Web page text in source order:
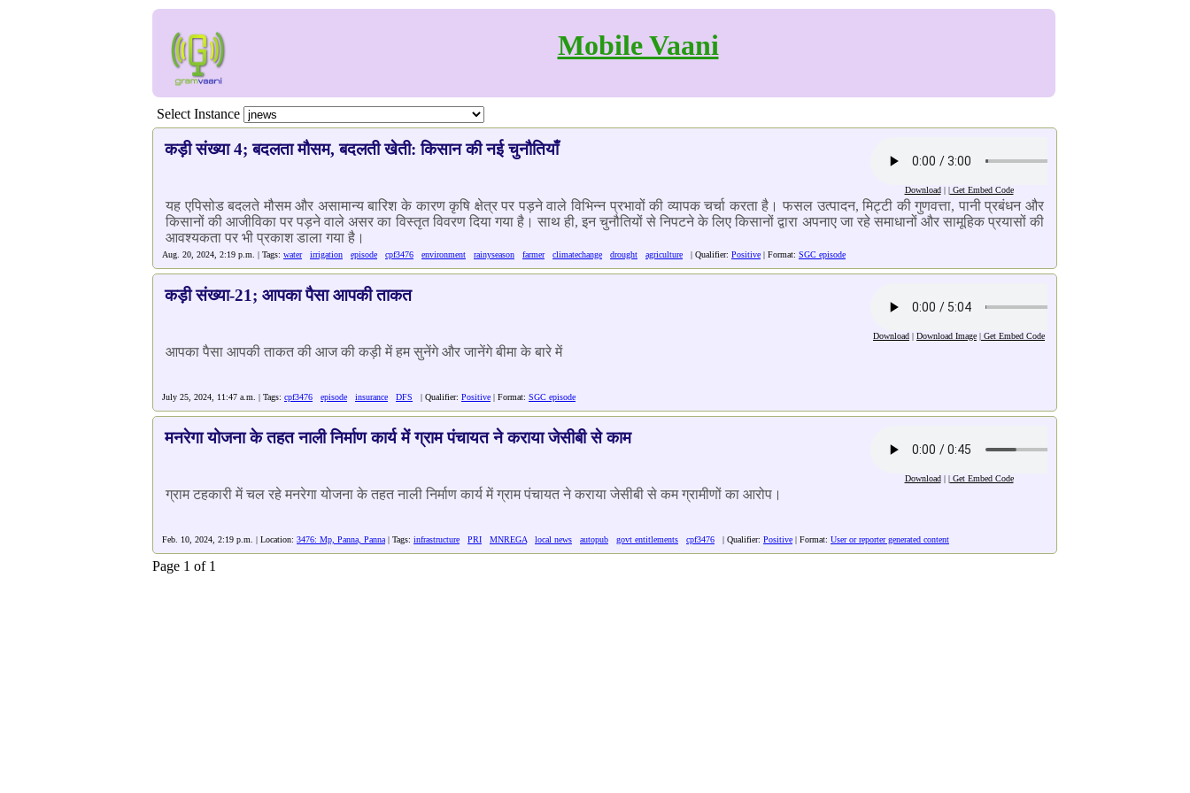
Mobile Vaani
Select Instance
कड़ी संख्या 4; बदलता मौसम, बदलती खेती: किसान की नई चुनौतियाँ
Download| |Get Embed Code
यह एपिसोड बदलते मौसम और असामान्य बारिश के कारण कृषि क्षेत्र पर पड़ने वाले विभिन्न प्रभावों की व्यापक चर्चा करता है। फसल उत्पादन, मिट्टी की गुणवत्ता, पानी प्रबंधन और
किसानों की आजीविका पर पड़ने वाले असर का विस्तृत विवरण दिया गया है। साथ ही, इन चुनौतियों से निपटने के लिए किसानों द्वारा अपनाए जा रहे समाधानों और सामूहिक प्रयासों की
आवश्यकता पर भी प्रकाश डाला गया है।
Aug. 20, 2024, 2:19 p.m. | Tags: water irrigation episode cpf3476 environment rainyseason farmer climatechange drought agriculture | Qualifier: Positive | Format: SGC episode
कड़ी संख्या-21; आपका पैसा आपकी ताकत
Download | Download Image | Get Embed Code
आपका पैसा आपकी ताकत की आज की कड़ी में हम सुनेंगे और जानेंगे बीमा के बारे में
July 25, 2024, 11:47 a.m. | Tags: cpf3476 episode insurance DFS | Qualifier: Positive | Format: SGC episode
मनरेगा योजना के तहत नाली निर्माण कार्य में ग्राम पंचायत ने कराया जेसीबी से काम
Download| |Get Embed Code
ग्राम टहकारी में चल रहे मनरेगा योजना के तहत नाली निर्माण कार्य में ग्राम पंचायत ने कराया जेसीबी से कम ग्रामीणों का आरोप।
Feb. 10, 2024, 2:19 p.m. | Location: 3476: Mp, Panna, Panna | Tags: infrastructure PRI MNREGA local news autopub govt entitlements cpf3476 | Qualifier: Positive | Format: User or reporter generated content
Page 1 of 1